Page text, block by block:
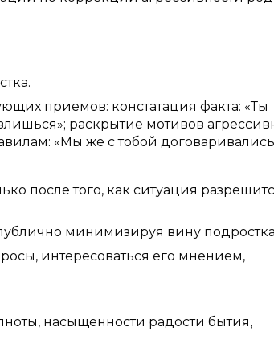
приемов: констатация факта: «Ты
раскрытие мотивов
«Мы же с тобой
после того, как ситуация
минимизируя вину
интересоваться его мнением,
насыщенности радости бытия,